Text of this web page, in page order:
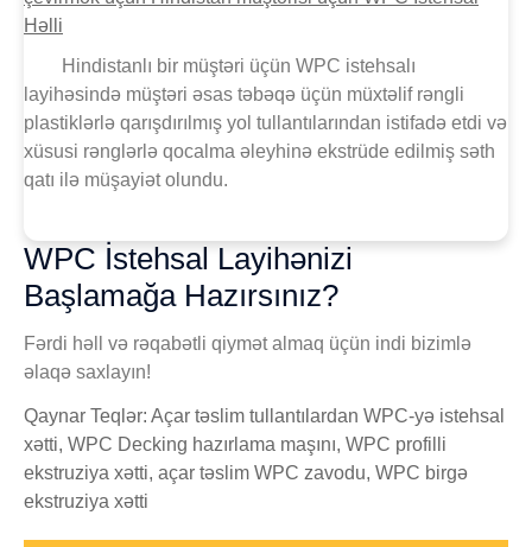
Həlli
Hindistanlı bir müştəri üçün WPC istehsalı
layihəsində müştəri əsas təbəqə üçün müxtəlif rəngli
plastiklərlə qarışdırılmış yol tullantılarından istifadə etdi və
xüsusi rənglərlə qocalma əleyhinə ekstrüde edilmiş səth
qatı ilə müşayiət olundu.
WPC İstehsal Layihənizi
Başlamağa Hazırsınız?
Fərdi həll və rəqabətli qiymət almaq üçün indi bizimlə
əlaqə saxlayın!
Qaynar Teqlər: Açar təslim tullantılardan WPC-yə istehsal
xətti, WPC Decking hazırlama maşını, WPC profilli
ekstruziya xətti, açar təslim WPC zavodu, WPC birgə
ekstruziya xətti